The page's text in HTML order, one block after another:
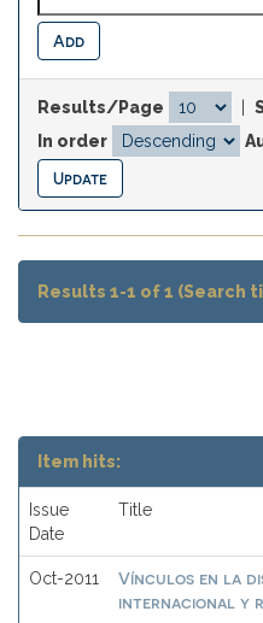
Results/Page
In order
Results 1-1 of 1 (Search
Item hits:
Issue
Date
Title
Oct-2011
Vínculos en la
internacional y